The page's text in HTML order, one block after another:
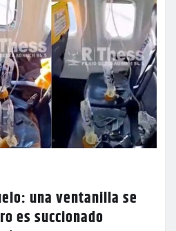
una ventanilla se
es succionado